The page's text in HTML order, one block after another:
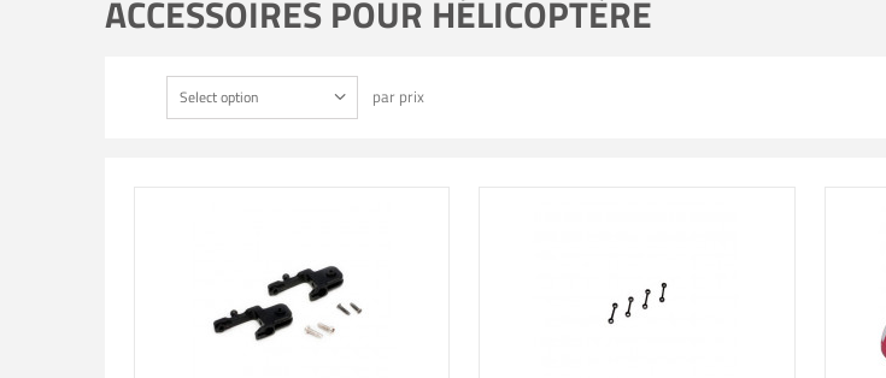
ACCESSOIRES POUR HÉLICOPTÈRE
Select option par prix